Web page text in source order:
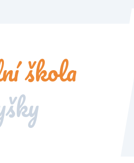
škola